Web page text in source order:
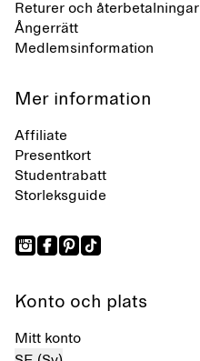
Returer och återbetalningar
Ångerrätt
Medlemsinformation
Mer information
Affiliate
Presentkort
Studentrabatt
Storleksguide
Konto och plats
Mitt konto